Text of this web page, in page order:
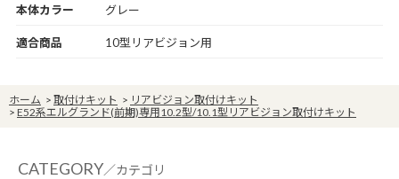
本体カラー グレー
適合商品 10型リアビジョン用
ホーム > 取付けキット > リアビジョン取付けキット
> E52系エルグランド(前期)専用10.2型/10.1型リアビジョン取付けキット
CATEGORY／カテゴリ